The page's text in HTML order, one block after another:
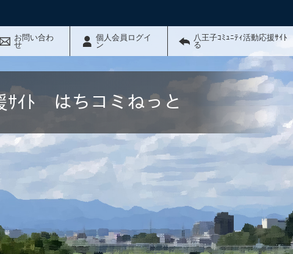
お問い合わ
せ
個人会員ログイ
ン
八王子ｺﾐｭﾆﾃｨ活動応援ｻｲ
る
ｻｲﾄ はちコミねっと